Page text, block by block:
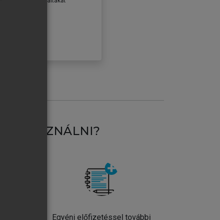
HASZNÁLNI?
Egyéni előfizetéssel további